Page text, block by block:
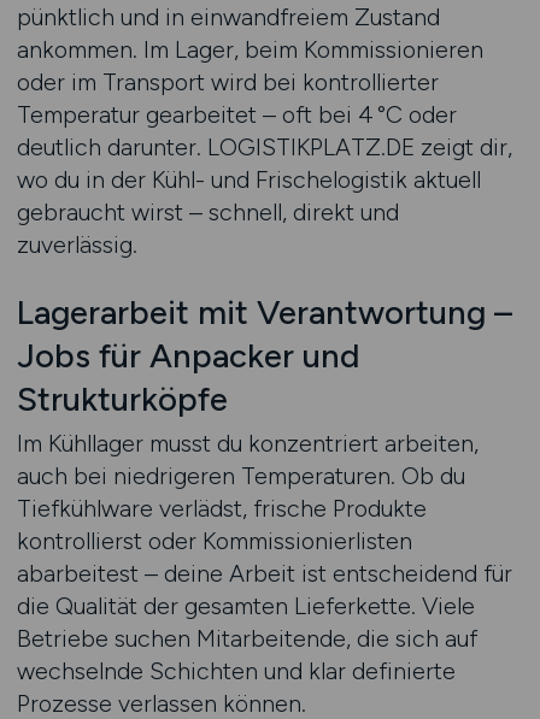
pünktlich und in einwandfreiem Zustand
ankommen. Im Lager, beim Kommissionieren
oder im Transport wird bei kontrollierter
Temperatur gearbeitet – oft bei 4 °C oder
deutlich darunter. LOGISTIKPLATZ.DE zeigt dir,
wo du in der Kühl- und Frischelogistik aktuell
gebraucht wirst – schnell, direkt und
zuverlässig.
Lagerarbeit mit Verantwortung –
Jobs für Anpacker und
Strukturköpfe
Im Kühllager musst du konzentriert arbeiten,
auch bei niedrigeren Temperaturen. Ob du
Tiefkühlware verlädst, frische Produkte
kontrollierst oder Kommissionierlisten
abarbeitest – deine Arbeit ist entscheidend für
die Qualität der gesamten Lieferkette. Viele
Betriebe suchen Mitarbeitende, die sich auf
wechselnde Schichten und klar definierte
Prozesse verlassen können.